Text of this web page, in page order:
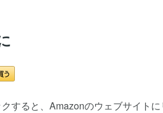
すると、Amazonのウェブサイトに